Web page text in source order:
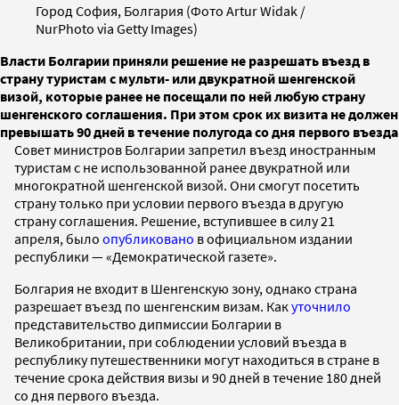
Город София, Болгария (Фото Artur Widak /
NurPhoto via Getty Images)
Власти Болгарии приняли решение не разрешать въезд в
страну туристам с мульти- или двукратной шенгенской
визой, которые ранее не посещали по ней любую страну
шенгенского соглашения. При этом срок их визита не должен
превышать 90 дней в течение полугода со дня первого въезда
Совет министров Болгарии запретил въезд иностранным
туристам с не использованной ранее двукратной или
многократной шенгенской визой. Они смогут посетить
страну только при условии первого въезда в другую
страну соглашения. Решение, вступившее в силу 21
апреля, было опубликовано в официальном издании
республики — «Демократической газете».
Болгария не входит в Шенгенскую зону, однако страна
разрешает въезд по шенгенским визам. Какуточнило
представительство дипмиссии Болгарии в
Великобритании, при соблюдении условий въезда в
республику путешественники могут находиться в стране в
течение срока действия визы и 90 дней в течение 180 дней
со дня первого въезда.